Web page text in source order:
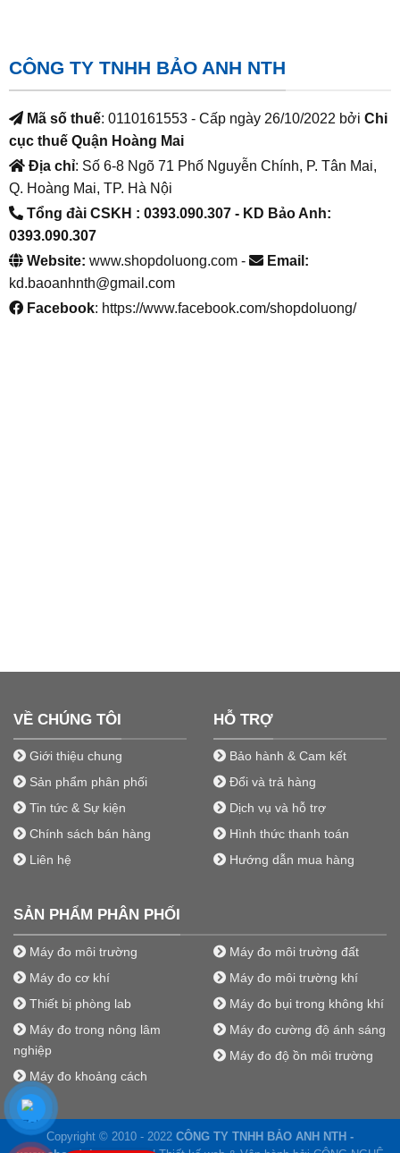
CÔNG TY TNHH BẢO ANH NTH
Mã số thuế: 0110161553 - Cấp ngày 26/10/2022 bởi Chi
cục thuế Quận Hoàng Mai
Địa chỉ: Số 6-8 Ngõ 71 Phố Nguyễn Chính, P. Tân Mai,
Q. Hoàng Mai, TP. Hà Nội
Tổng đài CSKH : 0393.090.307- KD Bảo Anh:
0393.090.307
Website: www.shopdoluong.com -
Email:
kd.baoanhnth@gmail.com
Facebook: https://www.facebook.com/shopdoluong/
VỀ CHÚNG TÔI
Giới thiệu chung
Sản phẩm phân phối
Tin tức & Sự kiện
Chính sách bán hàng
Liên hệ
HỖ TRỢ
Bảo hành & Cam kết
Đổi và trả hàng
Dịch vụ và hỗ trợ
Hình thức thanh toán
Hướng dẫn mua hàng
SẢN PHẨM PHÂN PHỐI
Máy đo môi trường
Máy đo cơ khí
Thiết bị phòng lab
Máy đo trong nông lâm
nghiệp
Máy đo khoảng cách
Máy đo môi trường đất
Máy đo môi trường khí
Máy đo bụi trong không khí
Máy đo cường độ ánh sáng
Máy đo độ ồn môi trường
Copyright © 2010 - 2022 CÔNG TY TNHH BẢO ANH NTH -